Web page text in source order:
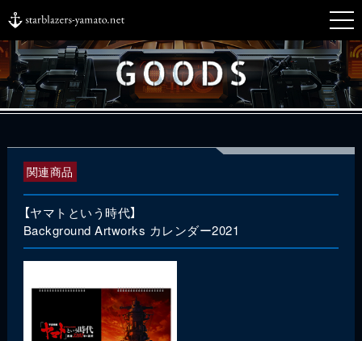
関連商品
【ヤマトという時代】
Background Artworks カレンダー2021